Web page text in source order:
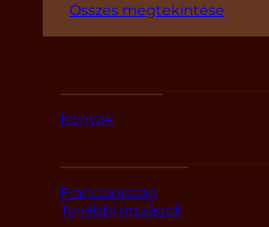
Összes megtekintése
Konyak
Franciaország
További országok